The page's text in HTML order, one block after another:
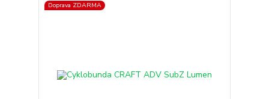
Doprava ZDARMA